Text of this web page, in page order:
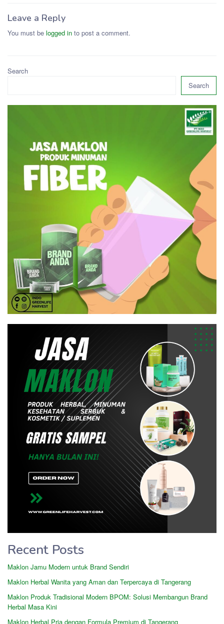
Leave a Reply
You must be logged in to post a comment.
Search
Search
Recent Posts
Maklon Jamu Modern untuk Brand Sendiri
Maklon Herbal Wanita yang Aman dan Terpercaya di Tangerang
Maklon Produk Tradisional Modern BPOM: Solusi Membangun Brand
Herbal Masa Kini
Maklon Herbal Pria dengan Formula Premium di Tangerang